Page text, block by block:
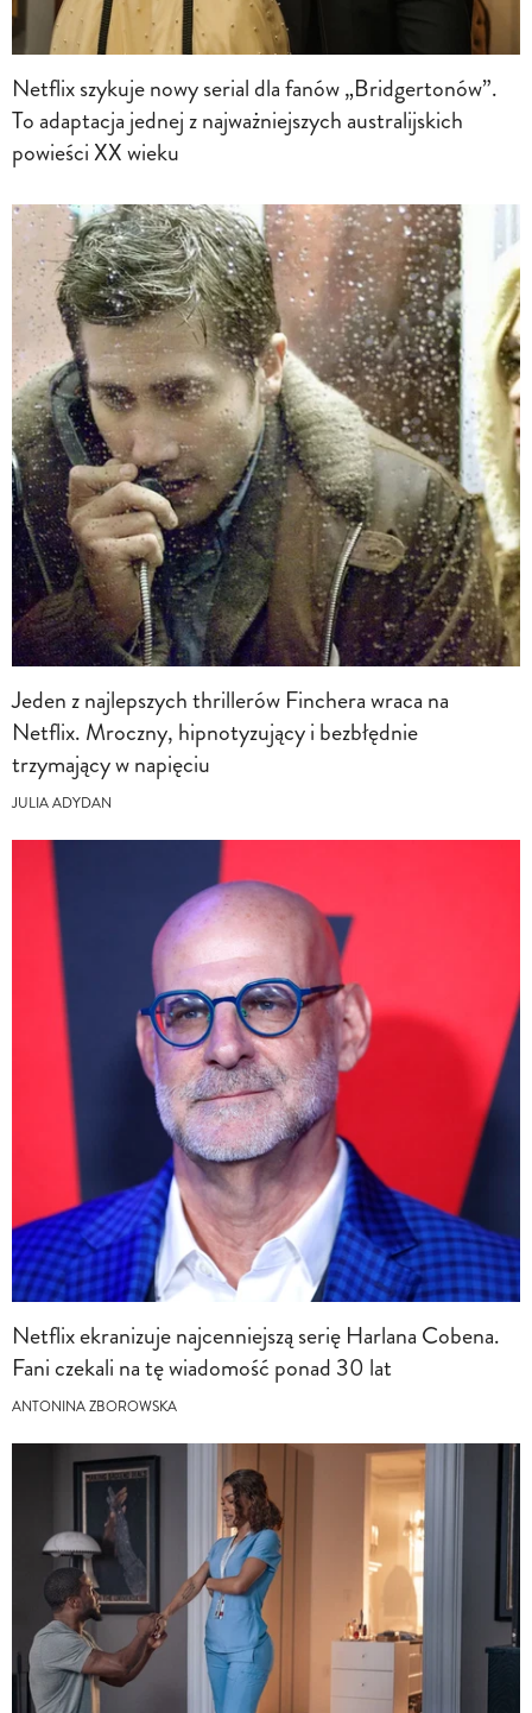
Netflix szykuje nowy serial dla fanów „Bridgertonów”.
To adaptacja jednej z najważniejszych australijskich
powieści XX wieku
Jeden z najlepszych thrillerów Finchera wraca na
Netflix. Mroczny, hipnotyzujący i bezbłędnie
trzymający w napięciu
JULIA ADYDAN
Netflix ekranizuje najcenniejszą serię Harlana Cobena.
Fani czekali na tę wiadomość ponad 30 lat
ANTONINA ZBOROWSKA